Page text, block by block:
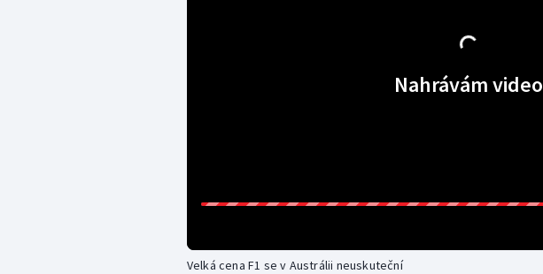
Nahrávám video
Velká cena F1 se v Austrálii neuskuteční